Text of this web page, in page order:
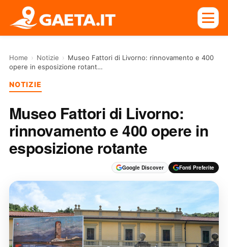
Home › Notizie › Museo Fattori di Livorno: rinnovamento e 400
opere in esposizione rotant…
NOTIZIE
Museo Fattori di Livorno:
rinnovamento e 400 opere in
esposizione rotante
Google Discover Fonti Preferite